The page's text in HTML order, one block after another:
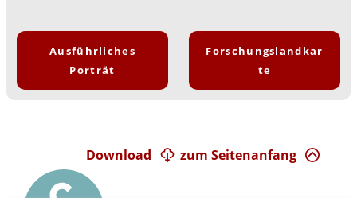
Ausführliches
Porträt
Forschungslandkar
te
zum Seitenanfang
Download